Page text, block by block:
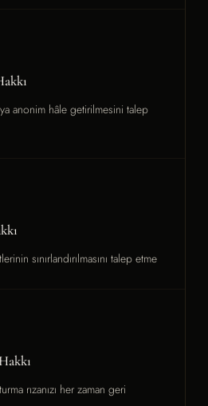
anonim hâle getirilmesini talep
sınırlandırılmasını talep etme
rızanızı her zaman geri